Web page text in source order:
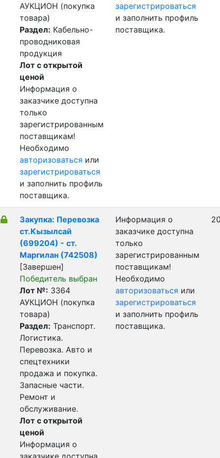
АУКЦИОН (покупка
товара)
Раздел: Кабельно-
проводниковая
продукция
Лот с открытой
ценой
Информация о
заказчике доступна
только
зарегистрированным
поставщикам!
Необходимо
авторизоваться или
зарегистрироваться
и заполнить профиль
поставщика.
зарегистрироваться
и заполнить профиль
поставщика.
Закупка: Перевозка
ст.Кызылсай
(699204) - ст.
Маргилан (742508)
[Завершен]
Победитель выбран
Лот №: 3364
АУКЦИОН (покупка
товара)
Раздел: Транспорт.
Логистика.
Перевозка. Авто и
спецтехники
продажа и покупка.
Запасные части.
Ремонт и
обслуживание.
Лот с открытой
ценой
Информация о
заказчике доступна
Информация о
заказчике доступна
только
зарегистрированным
поставщикам!
Необходимо
авторизоваться или
зарегистрироваться
и заполнить профиль
поставщика.